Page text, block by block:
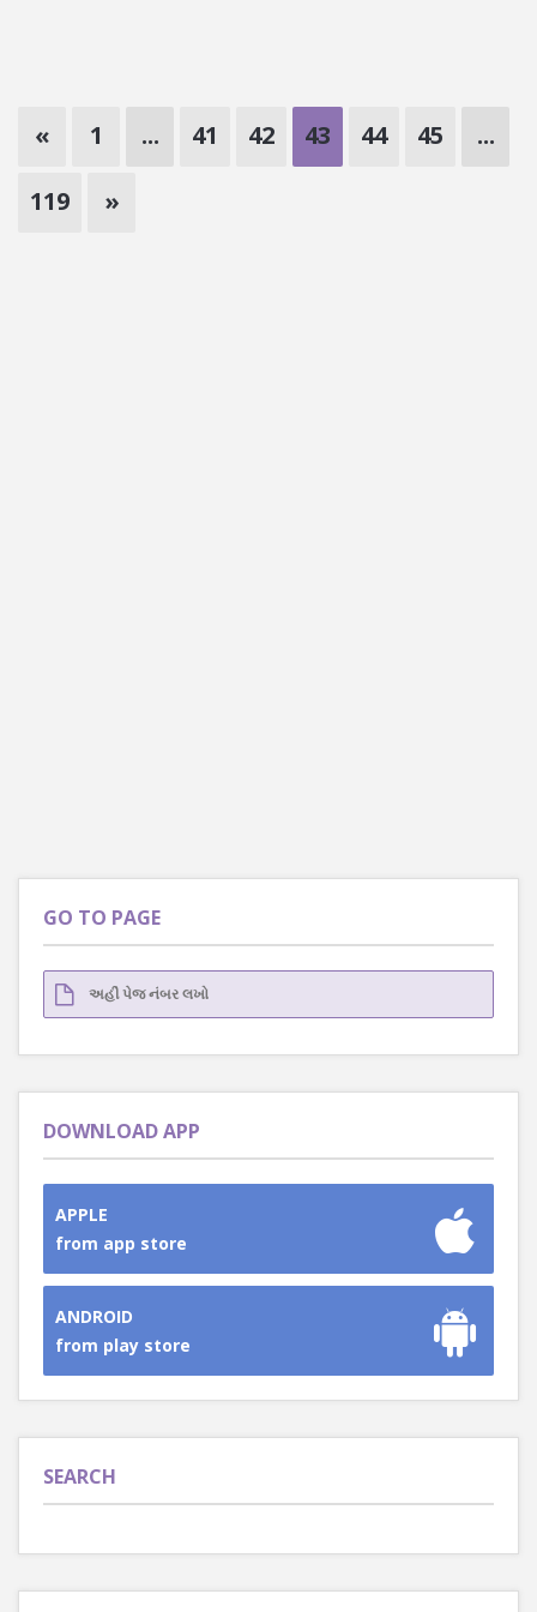
« 1 ... 41 42 43 44 45 ...
119 »
GO TO PAGE
DOWNLOAD APP
APPLE
from app store
ANDROID
from play store
SEARCH